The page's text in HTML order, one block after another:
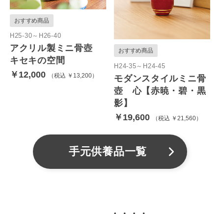
おすすめ商品
H25-30～H26-40
アクリル製ミニ骨壺
キセキの空間
￥12,000
税込 ￥13,200
おすすめ商品
H24-35～H24-45
モダンスタイルミニ骨
壺 心【赤暁・碧・黒
影】
￥19,600
税込 ￥21,560
手元供養品一覧